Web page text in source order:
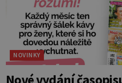
NOVINKY
Nové vydání